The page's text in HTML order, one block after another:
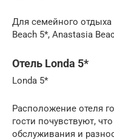
Для семейного
Beach 5*, Anastasia
Отель Londa 5*
Londa 5*
Расположение отеля
гости почувствуют,
обслуживания и